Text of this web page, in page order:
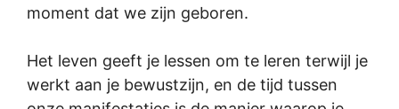
moment dat we zijn geboren.
Het leven geeft je lessen om te leren terwijl je
werkt aan je bewustzijn, en de tijd tussen